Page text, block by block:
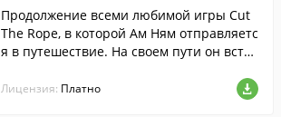
Продолжение всеми любимой игры Cut
The Rope, в которой Ам Ням отправляетс
я в путешествие. На своем пути он встр
ещё больше сладостей.
Лицензия: Платно